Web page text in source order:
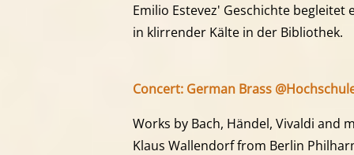
Emilio Estevez' Geschichte
in klirrender Kälte in der Bibliothek.
Concert: German Brass
Works by Bach, Händel, Vivaldi and
Klaus Wallendorf from Berlin